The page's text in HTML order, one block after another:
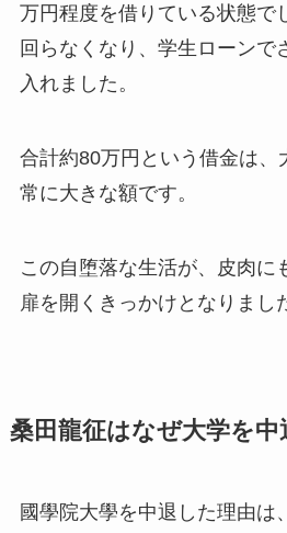
万円程度を借りている状態で
回らなくなり、学生ローンで
入れました。
合計約80万円という借金は、
常に大きな額です。
この自堕落な生活が、皮肉に
扉を開くきっかけとなりまし
桑田龍征はなぜ大学を
國學院大學を中退した理由は